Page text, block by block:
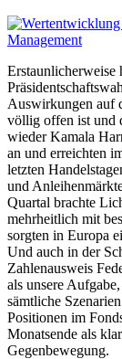
Erstaunlicherweise
Auswirkungen auf
völlig offen ist und
wieder Kamala
an und erreichten
letzten
und
Quartal brachte
mehrheitlich mit
sorgten in Europa
Und auch in der
Zahlenausweis
als unsere
sämtliche
Positionen im
Monatsende als
Gegenbewegung.